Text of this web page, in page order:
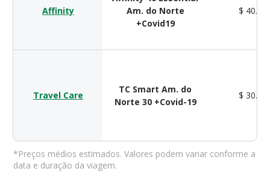
Affinity
Am. do Norte
+Covid19
$
Travel Care
TC Smart Am. do
Norte 30 +Covid-19
$
*Preços médios estimados. Valores podem variar conforme a
data e duração da viagem.